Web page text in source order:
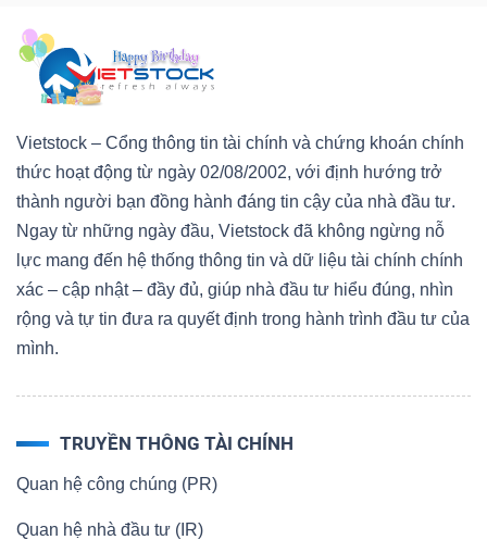
Vietstock – Cổng thông tin tài chính và chứng khoán chính
thức hoạt động từ ngày 02/08/2002, với định hướng trở
thành người bạn đồng hành đáng tin cậy của nhà đầu tư.
Ngay từ những ngày đầu, Vietstock đã không ngừng nỗ
lực mang đến hệ thống thông tin và dữ liệu tài chính chính
xác – cập nhật – đầy đủ, giúp nhà đầu tư hiểu đúng, nhìn
rộng và tự tin đưa ra quyết định trong hành trình đầu tư của
mình.
TRUYỀN THÔNG TÀI CHÍNH
Quan hệ công chúng (PR)
Quan hệ nhà đầu tư (IR)